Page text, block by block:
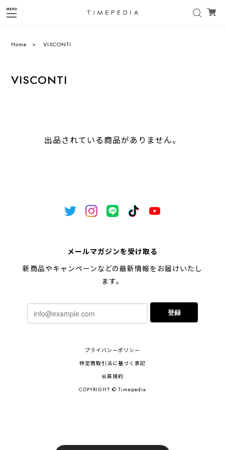
Home VISCONTI
VISCONTI
出品されている商品がありません。
メールマガジンを受け取る
新商品やキャンペーンなどの最新情報をお届けいたし
ます。
登録
プライバシーポリシー
特定商取引法に基づく表記
会員規約
COPYRIGHT © Timepedia